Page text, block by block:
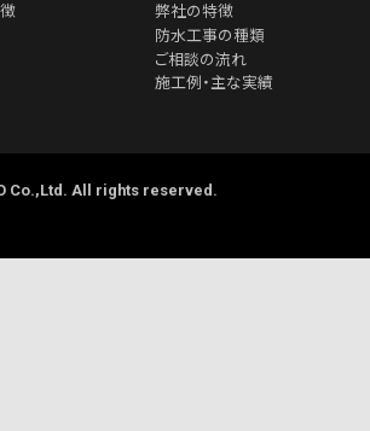
弊社の特徴
防水工事の種類
ご相談の流れ
施工例・主な実績
Co.,Ltd. All rights reserved.